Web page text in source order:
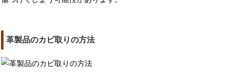
革製品のカビ取りの方法